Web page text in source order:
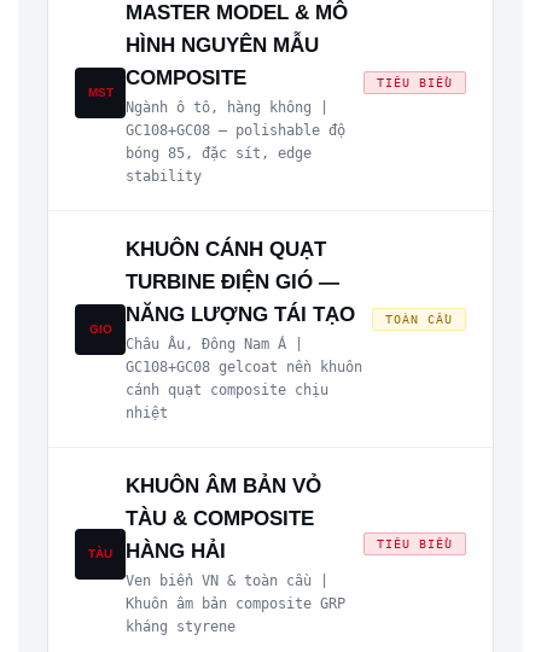
MST
MASTER MODEL & MÔ
HÌNH NGUYÊN MẪU
COMPOSITE
Ngành ô tô, hàng không |
GC108+GC08 — polishable độ
bóng 85, đặc sít, edge
stability
TIÊU BIỂU
GIO
KHUÔN CÁNH QUẠT
TURBINE ĐIỆN GIÓ —
NĂNG LƯỢNG TÁI TẠO
Châu Âu, Đông Nam Á |
GC108+GC08 gelcoat nền khuôn
cánh quạt composite chịu
nhiệt
TOÀN CẦU
TÀU
KHUÔN ÂM BẢN VỎ
TÀU & COMPOSITE
HÀNG HẢI
Ven biển VN & toàn cầu |
Khuôn âm bản composite GRP
kháng styrene
TIÊU BIỂU